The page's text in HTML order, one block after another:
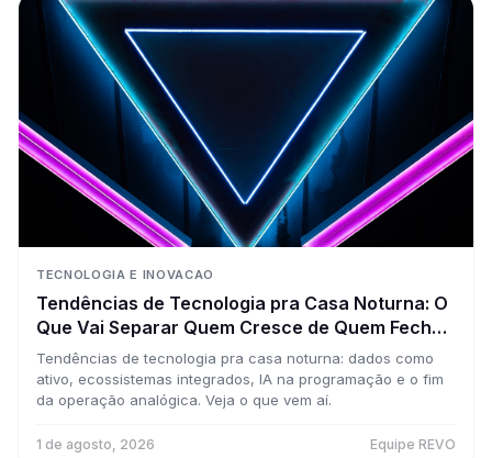
TECNOLOGIA E INOVACAO
Tendências de Tecnologia pra Casa Noturna: O
Que Vai Separar Quem Cresce de Quem Fecha
nos Próximos Anos
Tendências de tecnologia pra casa noturna: dados como
ativo, ecossistemas integrados, IA na programação e o fim
da operação analógica. Veja o que vem aí.
1 de agosto, 2026 Equipe REVO